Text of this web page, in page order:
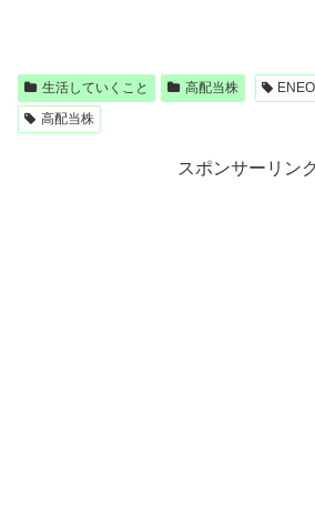
生活していくこと 高配当株
高配当株
スポンサーリンク